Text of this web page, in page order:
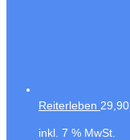
Reiterleben 29,90
inkl. 7 % MwSt.